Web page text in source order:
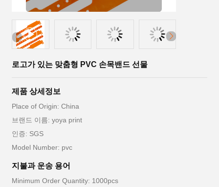
로고가 있는 맞춤형 PVC 손목밴드 선물
제품 상세정보
Place of Origin: China
브랜드 이름: yoya print
인증: SGS
Model Number: pvc
지불과 운송 용어
Minimum Order Quantity: 1000pcs